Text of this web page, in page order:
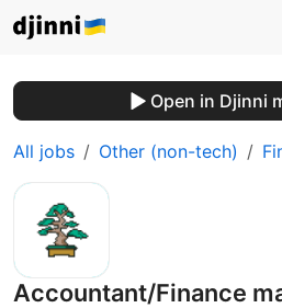
Open in Djinni
All jobs Other (non-tech)
Accountant/Finance